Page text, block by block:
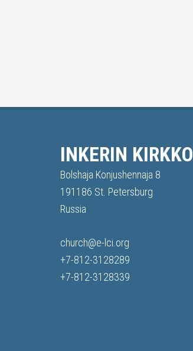
INKERIN KIRKKO
Bolshaja Konjushennaja 8
191186 St. Petersburg
Russia
church@e-lci.org
+7-812-3128289
+7-812-3128339